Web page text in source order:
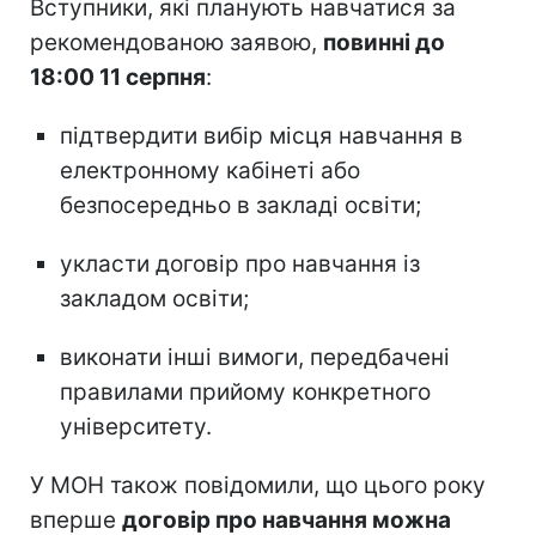
Вступники, які планують навчатися за
рекомендованою заявою, повинні до
18:00 11 серпня:
підтвердити вибір місця навчання в
електронному кабінеті або
безпосередньо в закладі освіти;
укласти договір про навчання із
закладом освіти;
виконати інші вимоги, передбачені
правилами прийому конкретного
університету.
У МОН також повідомили, що цього року
вперше договір про навчання можна